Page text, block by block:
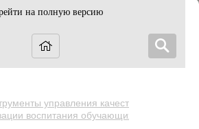
на полную версию
управления качеством
воспитания обучающихся